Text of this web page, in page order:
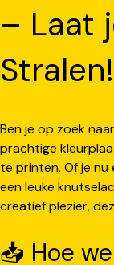
– Laat
Stralen!
Ben je op zoek
prachtige
te printen. Of je
een leuke
creatief plezier,
📥 Hoe